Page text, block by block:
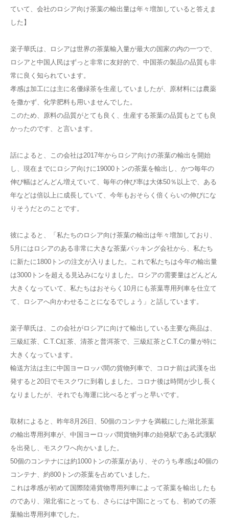
ていて、会社のロシア向け茶葉の輸出量は年々増加していると答えま
した】
楽子華氏は、ロシアは世界の茶葉輸入量が最大の国家の内の一つで、
ロシアと中国人民はずっと非常に友好的で、中国茶の製品の品質も非
常に良く知られています。
孝感は加工には主に名優緑茶を生産していましたが、原材料には農薬
を撒かず、化学肥料も用いませんでした。
このため、原料の品質がとても良く、生産する茶葉の品質もとても良
かったのです、と言います。
話によると、この会社は2017年からロシア向けの茶葉の輸出を開始
し、現在までにロシア向けに19000トンの茶葉を輸出し、かつ毎年の
伸び幅はどんどん増えていて、毎年の伸び率は大体50％以上で、ある
年などは倍以上に成長していて、今年もおそらく倍くらいの伸びにな
りそうだとのことです。
彼によると、「私たちのロシア向け茶葉の輸出は年々増加しており、
5月にはロシアのある非常に大きな茶葉パッキング会社から、私たち
に新たに1800トンの注文が入りました。これで私たちは今年の輸出量
は3000トンを超える見込みになりました。ロシアの需要量はどんどん
大きくなっていて、私たちはおそらく10月にも茶葉専用列車を仕立て
て、ロシアへ向かわせることになるでしょう」と話しています。
楽子華氏は、この会社がロシアに向けて輸出している主要な商品は、
三級紅茶、C.T.C紅茶、清茶と普洱茶で、三級紅茶とC.T.Cの量が特に
大きくなっています。
輸送方法は主に中国ヨーロッパ間の貨物列車で、コロナ前は武漢を出
発すると20日でモスクワに到着しました。コロナ後は時間が少し長く
なりましたが、それでも海運に比べるとずっと早いです。
取材によると、昨年8月26日、50個のコンテナを満載にした湖北茶葉
の輸出専用列車が、中国ヨーロッパ間貨物列車の始発駅である武漢駅
を出発し、モスクワへ向かいました。
50個のコンテナには約1000トンの茶葉があり、そのうち孝感は40個の
コンテナ、約800トンの茶葉を占めていました。
これは孝感が初めて国際陸港貨物専用列車によって茶葉を輸出したも
のであり、湖北省にとっても、さらには中国にとっても、初めての茶
葉輸出専用列車でした。